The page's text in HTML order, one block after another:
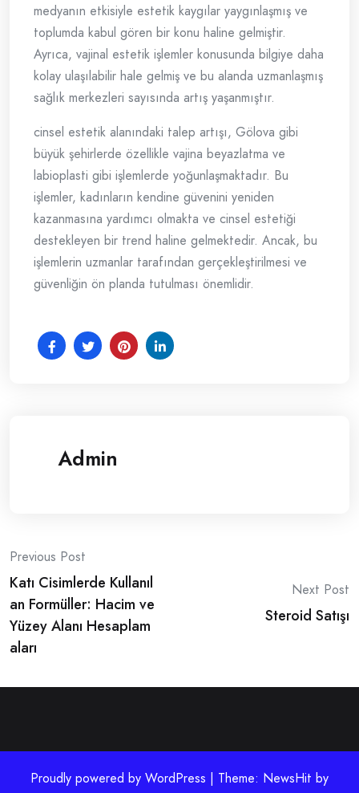
medyanın etkisiyle estetik kaygılar yaygınlaşmış ve
toplumda kabul gören bir konu haline gelmiştir.
Ayrıca, vajinal estetik işlemler konusunda bilgiye daha
kolay ulaşılabilir hale gelmiş ve bu alanda uzmanlaşmış
sağlık merkezleri sayısında artış yaşanmıştır.
cinsel estetik alanındaki talep artışı, Gölova gibi
büyük şehirlerde özellikle vajina beyazlatma ve
labioplasti gibi işlemlerde yoğunlaşmaktadır. Bu
işlemler, kadınların kendine güvenini yeniden
kazanmasına yardımcı olmakta ve cinsel estetiği
destekleyen bir trend haline gelmektedir. Ancak, bu
işlemlerin uzmanlar tarafından gerçekleştirilmesi ve
güvenliğin ön planda tutulması önemlidir.
Admin
Post
navigation
Previous Post
Katı Cisimlerde Kullanıl
an Formüller: Hacim ve
Yüzey Alanı Hesaplam
aları
Next Post
Steroid Satışı
Proudly powered by WordPress | Theme: NewsHit by